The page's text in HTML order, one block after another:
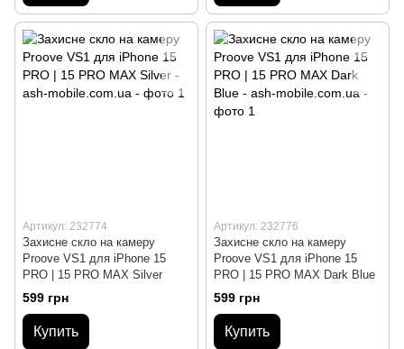
Артикул: 232774
Захисне скло на камеру
Proove VS1 для iPhone 15
PRO | 15 PRO MAX Silver
599 грн
Купить
Артикул: 232776
Захисне скло на камеру
Proove VS1 для iPhone 15
PRO | 15 PRO MAX Dark Blue
599 грн
Купить